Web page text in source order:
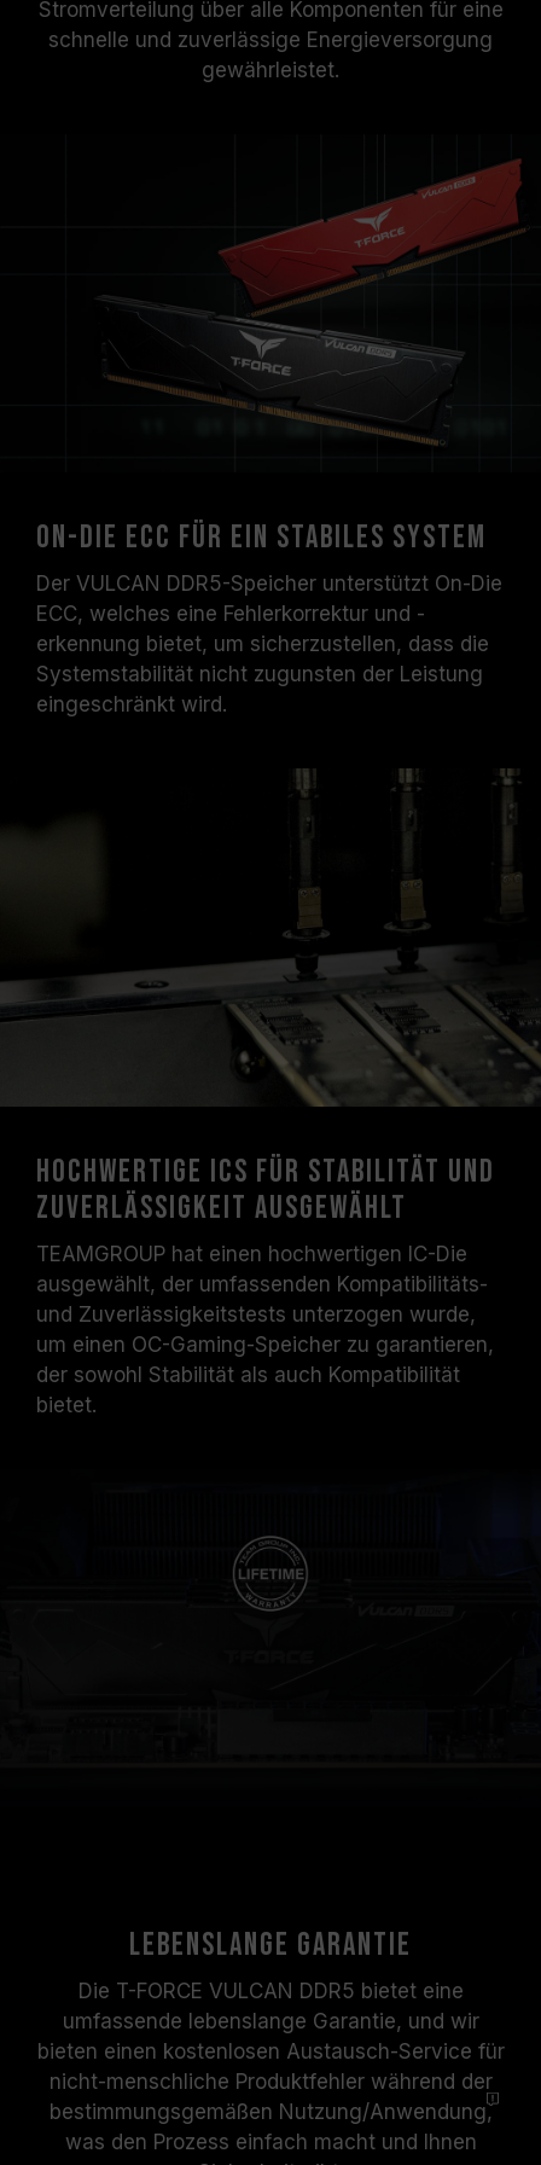
Stromverteilung über alle Komponenten für eine
schnelle und zuverlässige Energieversorgung
gewährleistet.
On-die ECC für ein stabiles System
Der VULCAN DDR5-Speicher unterstützt On-Die
ECC, welches eine Fehlerkorrektur und -
erkennung bietet, um sicherzustellen, dass die
Systemstabilität nicht zugunsten der Leistung
eingeschränkt wird.
Hochwertige ICs für Stabilität und
Zuverlässigkeit ausgewählt
TEAMGROUP hat einen hochwertigen IC-Die
ausgewählt, der umfassenden Kompatibilitäts-
und Zuverlässigkeitstests unterzogen wurde,
um einen OC-Gaming-Speicher zu garantieren,
der sowohl Stabilität als auch Kompatibilität
bietet.
Lebenslange Garantie
Die T-FORCE VULCAN DDR5 bietet eine
umfassende lebenslange Garantie, und wir
bieten einen kostenlosen Austausch-Service für
nicht-menschliche Produktfehler während der
bestimmungsgemäßen Nutzung/Anwendung,
was den Prozess einfach macht und Ihnen